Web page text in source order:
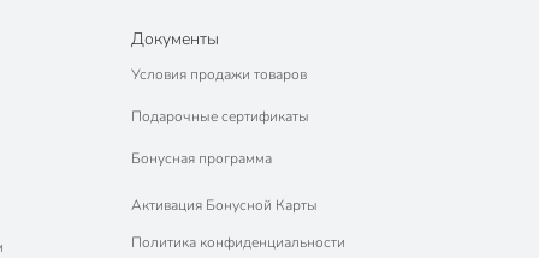
Документы
Условия продажи товаров
Подарочные сертификаты
Бонусная программа
Активация Бонусной Карты
Политика конфиденциальности